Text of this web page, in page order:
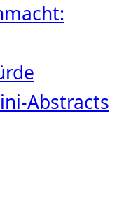
Abstracts